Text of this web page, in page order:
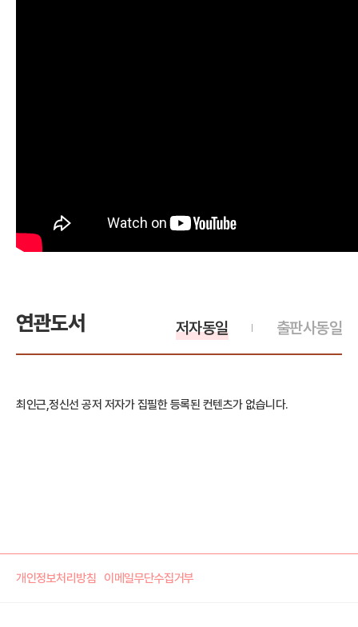
연관도서 출판사동일
저자동일
최인근,정신선 공저 저자가 집필한 등록된 컨텐츠가 없습니다.
개인정보처리방침 이메일무단수집거부